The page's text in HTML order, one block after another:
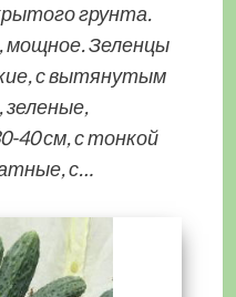
грунта.
мощное. Зеленцы
с вытянутым
40 см, с тонкой
с…